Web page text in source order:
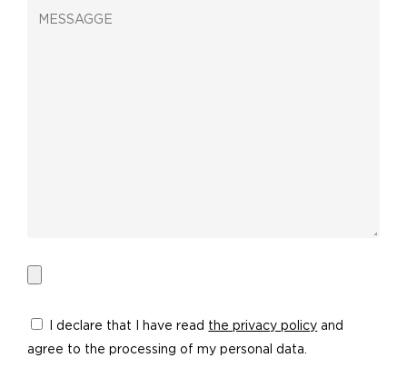
I declare that I have read the privacy policy and
agree to the processing of my personal data.